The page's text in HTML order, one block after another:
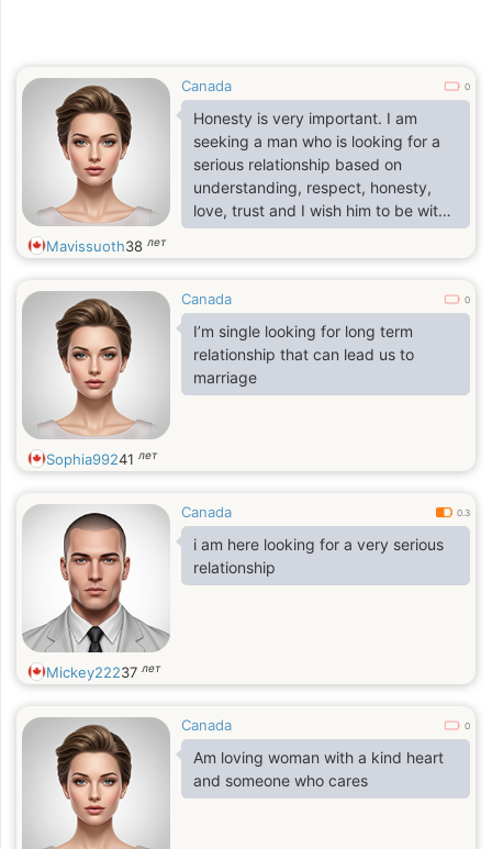
Canada 0
Honesty is very important. I am
seeking a man who is looking for a
serious relationship based on
understanding, respect, honesty,
love, trust and I wish him to be with
me forever.
Mavissuoth38 лет
Canada 0
I’m single looking for long term
relationship that can lead us to
marriage
Sophia99241 лет
Canada 0.3
i am here looking for a very serious
relationship
Mickey22237 лет
Canada 0
Am loving woman with a kind heart
and someone who cares